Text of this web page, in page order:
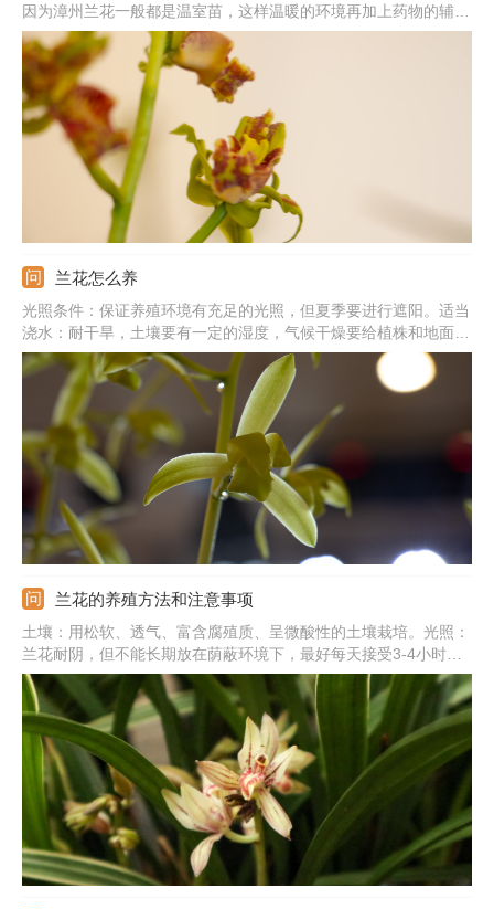
因为漳州兰花一般都是温室苗，这样温暖的环境再加上药物的辅助
生长，购买后植株无法适应自然环境就会死亡。在养殖漳州兰花
时，应选择透气、疏松且肥沃的土壤，它的根系脆弱，土壤中不能
有积水，以免烂根，养殖环境的通风性还要足够好。
兰花怎么养
光照条件：保证养殖环境有充足的光照，但夏季要进行遮阳。适当
浇水：耐干旱，土壤要有一定的湿度，气候干燥要给植株和地面喷
水。基质环境：栽培基质要有良好的透气性，表面可铺上水苔进行
保水。注意事项：北方地区过冬要注意防寒，可搬到室内，并调整
温度在5℃以上。
兰花的养殖方法和注意事项
土壤：用松软、透气、富含腐殖质、呈微酸性的土壤栽培。光照：
兰花耐阴，但不能长期放在荫蔽环境下，最好每天接受3-4小时的
散光。肥水：生长季勤浇水，保证土壤微湿，还要勤施薄肥，用稀
释的肥液即可。温度：提供15-25℃的环境，冬季需保温在10℃以
上。注意事项：养殖兰花期间需加强通风，否则易感染病虫害。